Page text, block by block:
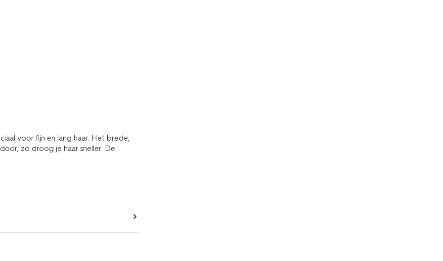
voor fijn en lang haar. Het brede,
zo droog je haar sneller. De